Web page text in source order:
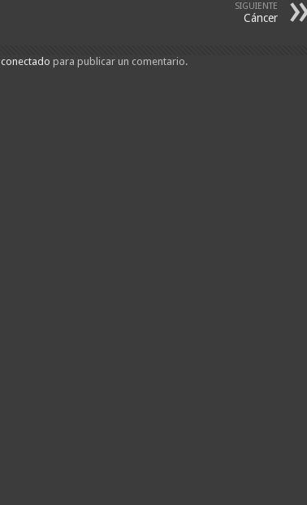
SIGUIENTE
Cáncer
conectado para publicar un comentario.